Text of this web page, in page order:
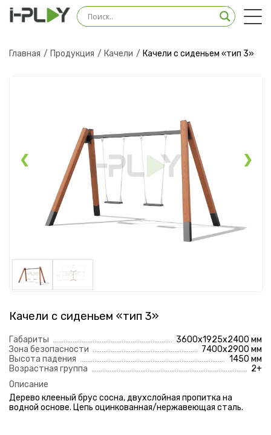
Главная Продукция Качели Качели с сиденьем «тип 3»
❮ ❯
Качели с сиденьем «тип 3»
Габариты
3600х1925х2400 мм
Зона безопасности
7400х2900 мм
Высота падения
1450 мм
Возрастная группа
2+
Описание
Дерево клееный брус сосна, двухслойная пропитка на
водной основе. Цепь оцинкованная/нержавеющая сталь.
Оставить заявку на
консультацию
конфиденциальности